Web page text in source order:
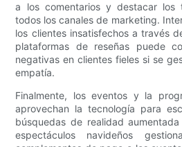
a los comentarios y destacar los
todos los canales de marketing.
los clientes insatisfechos a través
plataformas de reseñas puede
negativas en clientes fieles si se
empatía.
Finalmente, los eventos y la
aprovechan la tecnología para
búsquedas de realidad
espectáculos navideños